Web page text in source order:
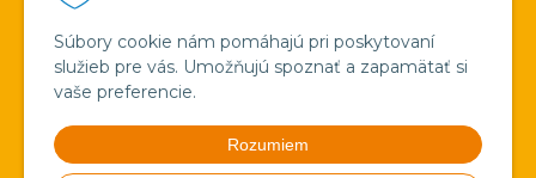
Súbory cookie nám pomáhajú pri poskytovaní
služieb pre vás. Umožňujú spoznať a zapamätať si
vaše preferencie.
Rozumiem
Ocenenia
Veľkoobchod
Verejné obstarávanie
Pravda o medzistienkach a vosku
Spoznajte náš región!